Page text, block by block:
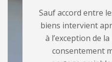
Sauf accord entre
biens intervient
à l’exception de
consentement